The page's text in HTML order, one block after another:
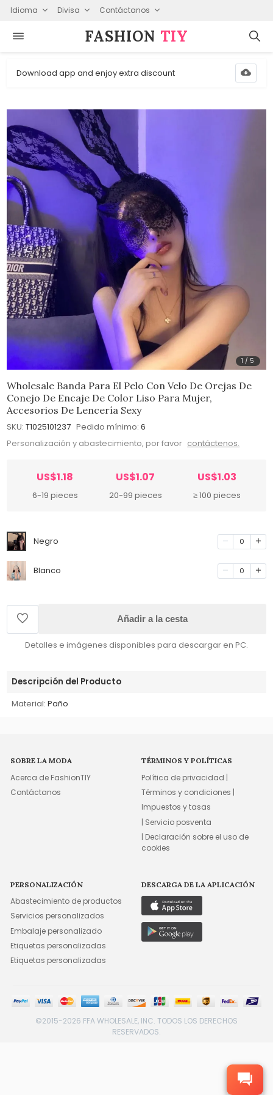
Idioma Divisa Contáctanos
FASHION⁠ TIY
Download app and enjoy extra discount
1 / 5
Wholesale Banda Para El Pelo Con Velo De Orejas De
Conejo De Encaje De Color Liso Para Mujer,
Accesorios De Lencería Sexy
SKU: T1025101237 Pedido mínimo: 6
Personalización y abastecimiento, por favor contáctenos.
US$1.18
6-19 pieces
US$1.07
20-99 pieces
US$1.03
≥ 100 pieces
Negro 0
Blanco 0
Añadir a la cesta
Detalles e imágenes disponibles para descargar en PC.
Descripción del Producto
Material: Paño
SOBRE LA MODA
Acerca de FashionTIY
Contáctanos
TÉRMINOS Y POLÍTICAS
Política de privacidad |
Términos y condiciones |
Impuestos y tasas
| Servicio posventa
| Declaración sobre el uso de
cookies
PERSONALIZACIÓN
Abastecimiento de productos
Servicios personalizados
Embalaje personalizado
Etiquetas personalizadas
Etiquetas personalizadas
DESCARGA DE LA APLICACIÓN
©2015-2026 FFA WHOLESALE, INC. TODOS LOS DERECHOS
RESERVADOS.